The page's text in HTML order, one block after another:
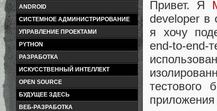
ANDROID
СИСТЕМНОЕ АДМИНИСТРИРОВАНИЕ
УПРАВЛЕНИЕ ПРОЕКТАМИ
PYTHON
РАЗРАБОТКА
ИСКУССТВЕННЫЙ ИНТЕЛЛЕКТ
OPEN SOURCE
БУДУЩЕЕ ЗДЕСЬ
ВЕБ-РАЗРАБОТКА
Привет. Я
developer в
я хочу
end-to-
тестового